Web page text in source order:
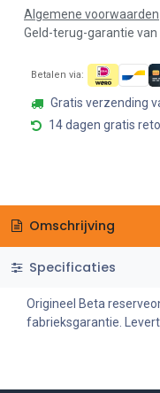
Algemene voorwaarden
Geld-terug-garantie van
Betalen via:
Gratis verzending
14 dagen gratis
Omschrijving
Specificaties
Origineel Beta
fabrieksgarantie.